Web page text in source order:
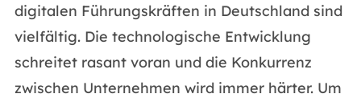
digitalen Führungskräften in Deutschland sind
vielfältig. Die technologische Entwicklung
schreitet rasant voran und die Konkurrenz
zwischen Unternehmen wird immer härter. Um